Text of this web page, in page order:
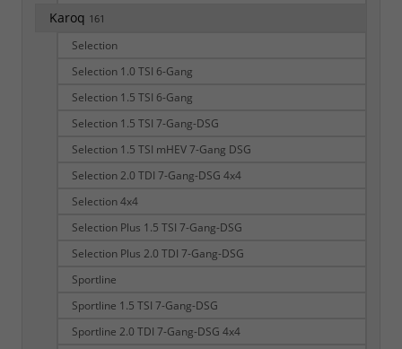
Karoq 161
Selection
Selection 1.0 TSI 6-Gang
Selection 1.5 TSI 6-Gang
Selection 1.5 TSI 7-Gang-DSG
Selection 1.5 TSI mHEV 7-Gang DSG
Selection 2.0 TDI 7-Gang-DSG 4x4
Selection 4x4
Selection Plus 1.5 TSI 7-Gang-DSG
Selection Plus 2.0 TDI 7-Gang-DSG
Sportline
Sportline 1.5 TSI 7-Gang-DSG
Sportline 2.0 TDI 7-Gang-DSG 4x4